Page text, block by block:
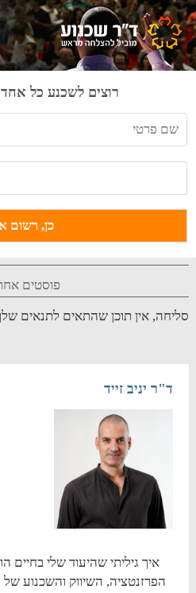
Skip
to
main
Skip
to
primary
Skip
to
footer
רוצים לשכנע כל
פוסטים
סליחה, אין תוכן שהתאים לתנאים
ד"ר יניב זייד
איך גיליתי שהיעוד שלי בחיים
הפרזנטציה, השיווק והשכנוע